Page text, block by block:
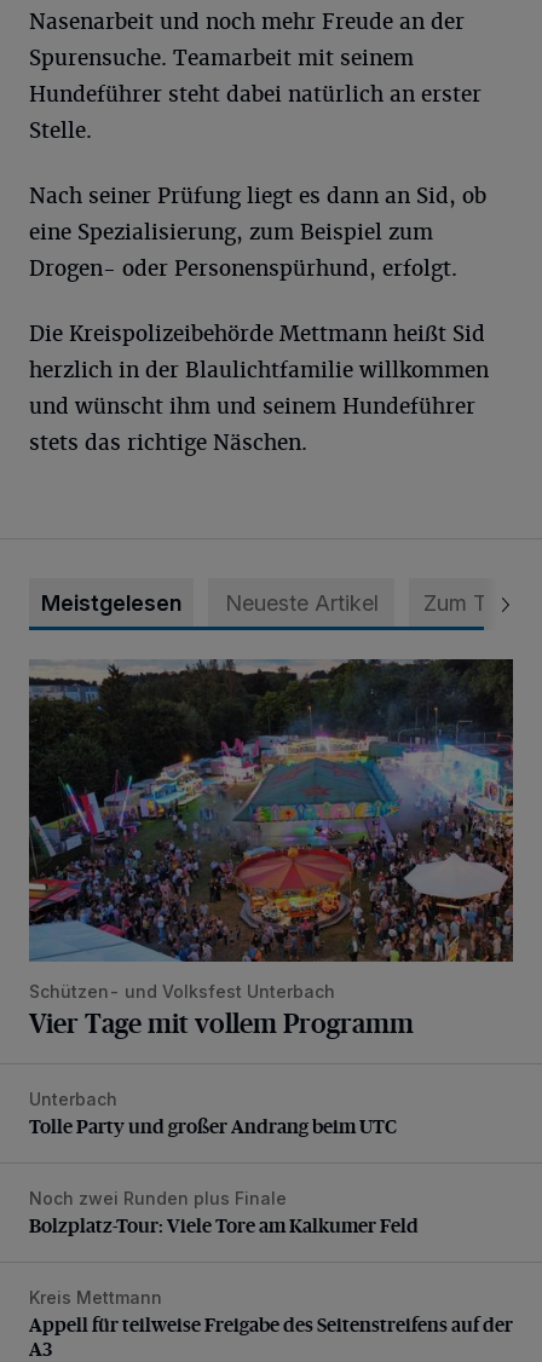
Nasenarbeit und noch mehr Freude an der
Spurensuche. Teamarbeit mit seinem
Hundeführer steht dabei natürlich an erster
Stelle.
Nach seiner Prüfung liegt es dann an Sid, ob
eine Spezialisierung, zum Beispiel zum
Drogen- oder Personenspürhund, erfolgt.
Die Kreispolizeibehörde Mettmann heißt Sid
herzlich in der Blaulichtfamilie willkommen
und wünscht ihm und seinem Hundeführer
stets das richtige Näschen.
Meistgelesen Neueste Artikel Zum Thema
Vier Tage mit vollem Programm
Schützen- und Volksfest Unterbach
Vier Tage mit vollem Programm
Tolle Party und großer Andrang beim UTC
Unterbach
Tolle Party und großer Andrang beim UTC
Bolzplatz-Tour: Viele Tore am Kalkumer Feld
Noch zwei Runden plus Finale
Bolzplatz-Tour: Viele Tore am Kalkumer Feld
Appell für teilweise Freigabe des Seitenstreifens auf der A3
Kreis Mettmann
Appell für teilweise Freigabe des Seitenstreifens auf der
A3